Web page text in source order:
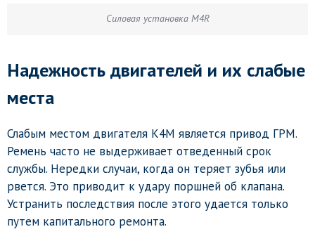
Силовая установка M4R
Надежность двигателей и их слабые
места
Слабым местом двигателя K4M является привод ГРМ.
Ремень часто не выдерживает отведенный срок
службы. Нередки случаи, когда он теряет зубья или
рвется. Это приводит к удару поршней об клапана.
Устранить последствия после этого удается только
путем капитального ремонта.